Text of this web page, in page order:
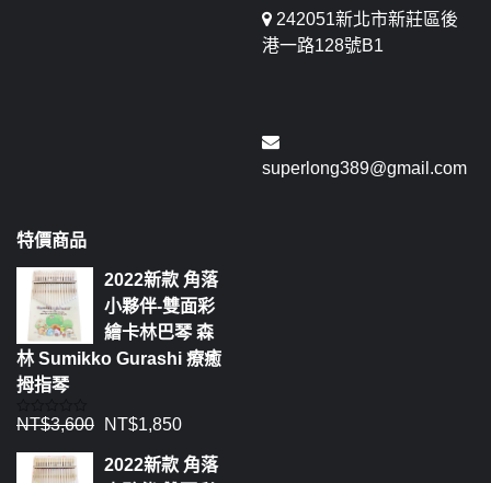
242051新北市新莊區後
港一路128號B1
superlong389@gmail.com
特價商品
2022新款 角落
小夥伴-雙面彩
繪卡林巴琴 森
林 Sumikko Gurashi 療癒
拇指琴
評
0
NT$3,600 NT$1,850
2022新款 角落